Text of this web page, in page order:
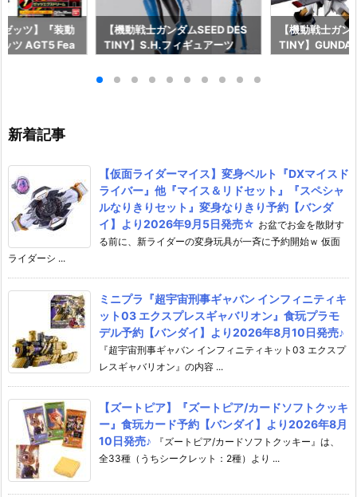
ッツ】『装動
ツ AGT5 Fea
【機動戦士ガンダムSEED DES
TINY】S.H.フィギュアーツ
長国パイロットスーツVer.）』
【機動戦士ガン
TINY】
新着記事
【仮面ライダーマイス】変身ベルト『DXマイスド
ライバー』他『マイス＆リドセット』『スペシャ
ルなりきりセット』変身なりきり予約【バンダ
イ】より2026年9月5日発売☆ お盆でお金を散財す
る前に、新ライダーの変身玩具が一斉に予約開始ｗ 仮面
ライダーシ ...
ミニプラ『超宇宙刑事ギャバン インフィニティキ
ット03 エクスプレスギャバリオン』食玩プラモ
デル予約【バンダイ】より2026年8月10日発売♪
『超宇宙刑事ギャバン インフィニティキット03 エクスプ
レスギャバリオン』の内容 ...
【ズートピア】『ズートピア/カードソフトクッキ
ー』食玩カード予約【バンダイ】より2026年8月
10日発売♪
『ズートピア/カードソフトクッキー』は、
全33種（うちシークレット：2種）より ...